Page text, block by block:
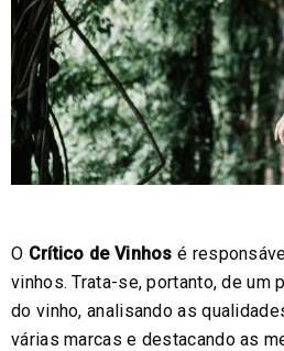
O Crítico de Vinhosé
vinhos. Trata-se, portanto, de um
do vinho, analisando as
várias marcas e destacando as